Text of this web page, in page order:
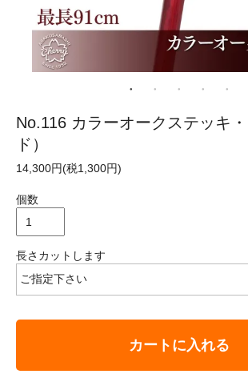
No.116 カラーオークステッキ
ド）
14,300円(税1,300円)
個数
長さカットします
カートに入れる